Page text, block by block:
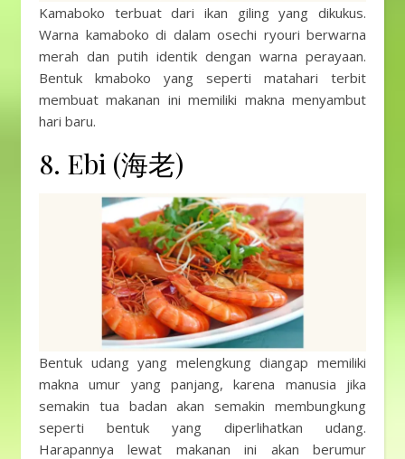
Kamaboko terbuat dari ikan giling yang dikukus.
Warna kamaboko di dalam osechi ryouri berwarna
merah dan putih identik dengan warna perayaan.
Bentuk kmaboko yang seperti matahari terbit
membuat makanan ini memiliki makna menyambut
hari baru.
8. Ebi (海老)
Bentuk udang yang melengkung diangap memiliki
makna umur yang panjang, karena manusia jika
semakin tua badan akan semakin membungkung
seperti bentuk yang diperlihatkan udang.
Harapannya lewat makanan ini akan berumur